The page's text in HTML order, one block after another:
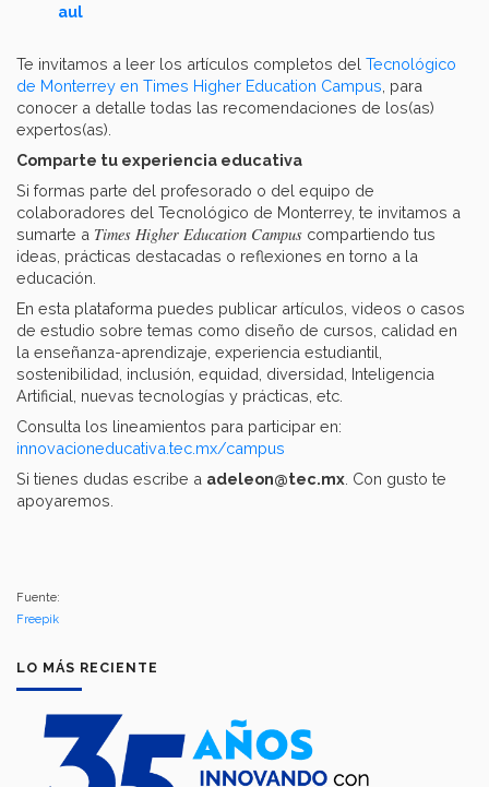
aul
Te invitamos a leer los artículos completos del Tecnológico
de Monterrey en Times Higher Education Campus , para
conocer a detalle todas las recomendaciones de los(as)
expertos(as).
Comparte tu experiencia educativa
Si formas parte del profesorado o del equipo de
colaboradores del Tecnológico de Monterrey, te invitamos a
sumarte a Times Higher Education Campus compartiendo tus
ideas, prácticas destacadas o reflexiones en torno a la
educación.
En esta plataforma puedes publicar artículos, videos o casos
de estudio sobre temas como diseño de cursos, calidad en
la enseñanza-aprendizaje, experiencia estudiantil,
sostenibilidad, inclusión, equidad, diversidad, Inteligencia
Artificial, nuevas tecnologías y prácticas, etc.
Consulta los lineamientos para participar en:
innovacioneducativa.tec.mx/campus
Si tienes dudas escribe a adeleon@tec.mx . Con gusto te
apoyaremos.
Fuente:
Freepik
LO MÁS RECIENTE